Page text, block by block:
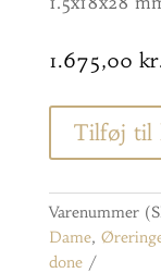
1.675,00
Tilføj til
Varenummer
Dame,
done